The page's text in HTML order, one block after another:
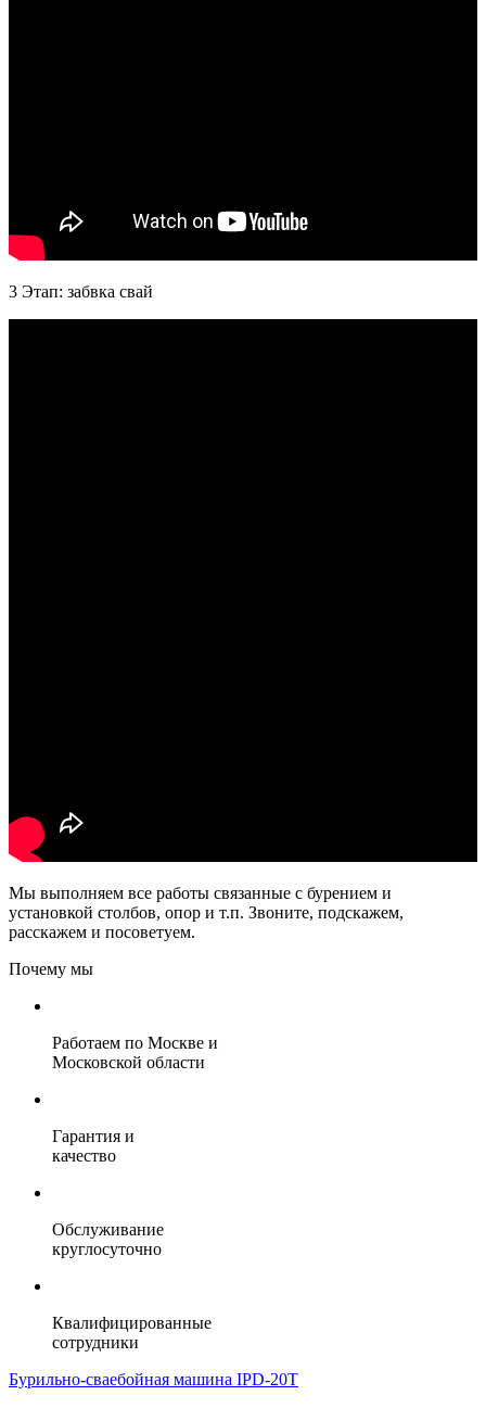
3 Этап: забвка свай
Мы выполняем все работы связанные с бурением и
установкой столбов, опор и т.п. Звоните, подскажем,
расскажем и посоветуем.
Почему мы
Работаем по Москве и
Московской области
Гарантия и
качество
Обслуживание
круглосуточно
Квалифицированные
сотрудники
Бурильно-сваебойная машина IPD-20T